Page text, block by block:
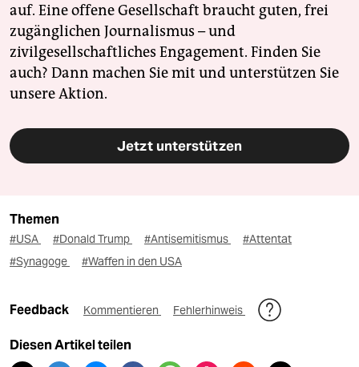
auf. Eine offene Gesellschaft braucht guten, frei
zugänglichen Journalismus – und
zivilgesellschaftliches Engagement. Finden Sie
auch? Dann machen Sie mit und unterstützen Sie
unsere Aktion.
Jetzt unterstützen
Themen
#USA #Donald Trump #Antisemitismus
#Attentat
#Synagoge
#Waffen in den USA
Feedback Kommentieren Fehlerhinweis
Diesen Artikel teilen